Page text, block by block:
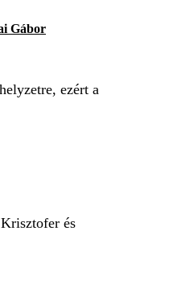
Gábor
ezért a
és